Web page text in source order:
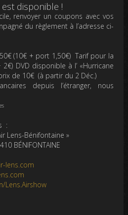
est disponible !
renvoyer un coupons avec vos
du règlement à l’adresse ci-
(10€ + port 1,50€) Tarif pour la
2€) DVD disponible à l’ «Hurricane
de 10€ (à partir du 2 Déc.)
depuis l’étranger, nous
:
Lens-Bénifontaine »
BÉNIFONTAINE
lens.com
Lens.Airshow